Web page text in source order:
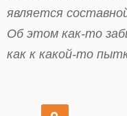
является
Об этом как-то
как к какой-то